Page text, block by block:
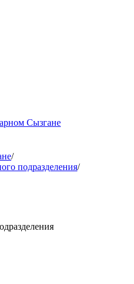
Сызгане
/
подразделения/